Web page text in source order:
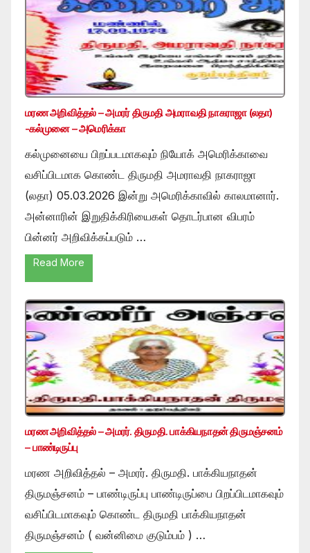
மரண அறிவித்தல் – அமரர் திருமதி அமராவதி நாகராஜா (லதா)
-கல்முனை – அமெரிக்கா
கல்முனையை பிறப்படமாகவும் நியோக் அமெரிக்காவை
வசிப்பிடமாக கொண்ட திருமதி அமராவதி நாகராஜா
(லதா) 05.03.2026 இன்று அமெரிக்காவில் காலமானார்.
அன்னாரின் இறுதிக்கிரியைகள் தொடர்பான விபரம்
பின்னர் அறிவிக்கப்படும் …
Read More
மரண அறிவித்தல் – அமரர். திருமதி. பாக்கியநாதன் திருமஞ்சனம்
– பாண்டிருப்பு
மரண அறிவித்தல் – அமரர். திருமதி. பாக்கியநாதன்
திருமஞ்சனம் – பாண்டிருப்பு பாண்டிருப்பை பிறப்பிடமாகவும்
வசிப்பிடமாகவும் கொண்ட திருமதி பாக்கியநாதன்
திருமஞ்சனம் ( வன்னிமை குடும்பம் ) …